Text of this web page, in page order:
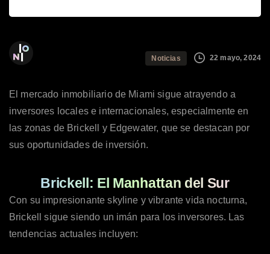
Noticias 22 mayo, 2024
El mercado inmobiliario de Miami sigue atrayendo a
inversores locales e internacionales, especialmente en
las zonas de Brickell y Edgewater, que se destacan por
sus oportunidades de inversión.
Brickell: El Manhattan del Sur
Con su impresionante skyline y vibrante vida nocturna,
Brickell sigue siendo un imán para los inversores. Las
tendencias actuales incluyen: